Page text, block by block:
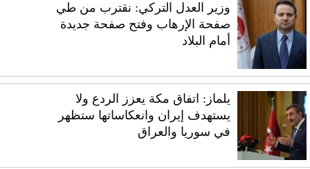
وزير العدل التركي: نقترب من طي
صفحة الإرهاب وفتح صفحة جديدة
أمام البلاد
يلماز: اتفاق مكة يعزز الردع ولا
يستهدف إيران وانعكاساتها ستظهر
في سوريا والعراق